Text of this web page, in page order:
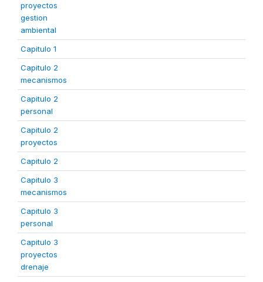
proyectos
gestion
ambiental
Capitulo 1
Capitulo 2
mecanismos
Capitulo 2
personal
Capitulo 2
proyectos
Capitulo 2
Capitulo 3
mecanismos
Capitulo 3
personal
Capitulo 3
proyectos
drenaje